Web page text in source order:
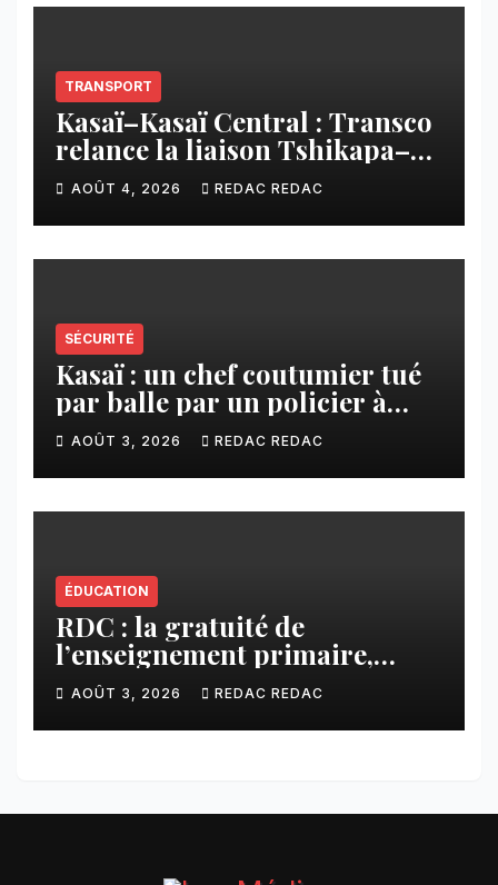
TRANSPORT
Kasaï–Kasaï Central : Transco
relance la liaison Tshikapa–
Tshiamu pour faciliter les
échanges
AOÛT 4, 2026 REDAC REDAC
SÉCURITÉ
Kasaï : un chef coutumier tué
par balle par un policier à
Kamuesha, la tension monte
AOÛT 3, 2026 REDAC REDAC
ÉDUCATION
RDC : la gratuité de
l’enseignement primaire,
vision phare du Président
Félix Tshisekedi réaffirmée
par une circulaire du
AOÛT 3, 2026 REDAC REDAC